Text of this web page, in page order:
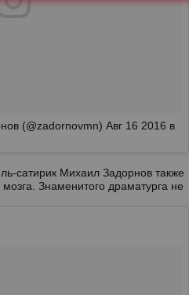
(@zadornovmn) Авг 16 2016 в
сатирик Михаил Задорнов также
Знаменитого драматурга не